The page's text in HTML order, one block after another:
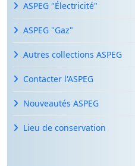
ASPEG "Électricité"
ASPEG "Gaz"
Autres collections ASPEG
Contacter l'ASPEG
Nouveautés ASPEG
Lieu de conservation